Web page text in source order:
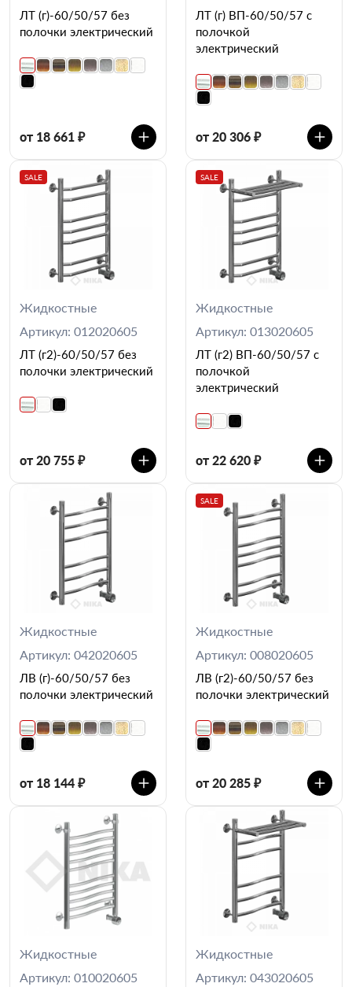
ЛТ (г)-60/50/57 без
полочки электрический
от 18 661 ₽
ЛТ (г) ВП-60/50/57 с
полочкой
электрический
от 20 306 ₽
SALE
Жидкостные
Артикул: 012020605
ЛТ (г2)-60/50/57 без
полочки электрический
от 20 755 ₽
SALE
Жидкостные
Артикул: 013020605
ЛТ (г2) ВП-60/50/57 с
полочкой
электрический
от 22 620 ₽
Жидкостные
Артикул: 042020605
ЛВ (г)-60/50/57 без
полочки электрический
от 18 144 ₽
SALE
Жидкостные
Артикул: 008020605
ЛВ (г2)-60/50/57 без
полочки электрический
от 20 285 ₽
Жидкостные
Артикул: 010020605
Жидкостные
Артикул: 043020605